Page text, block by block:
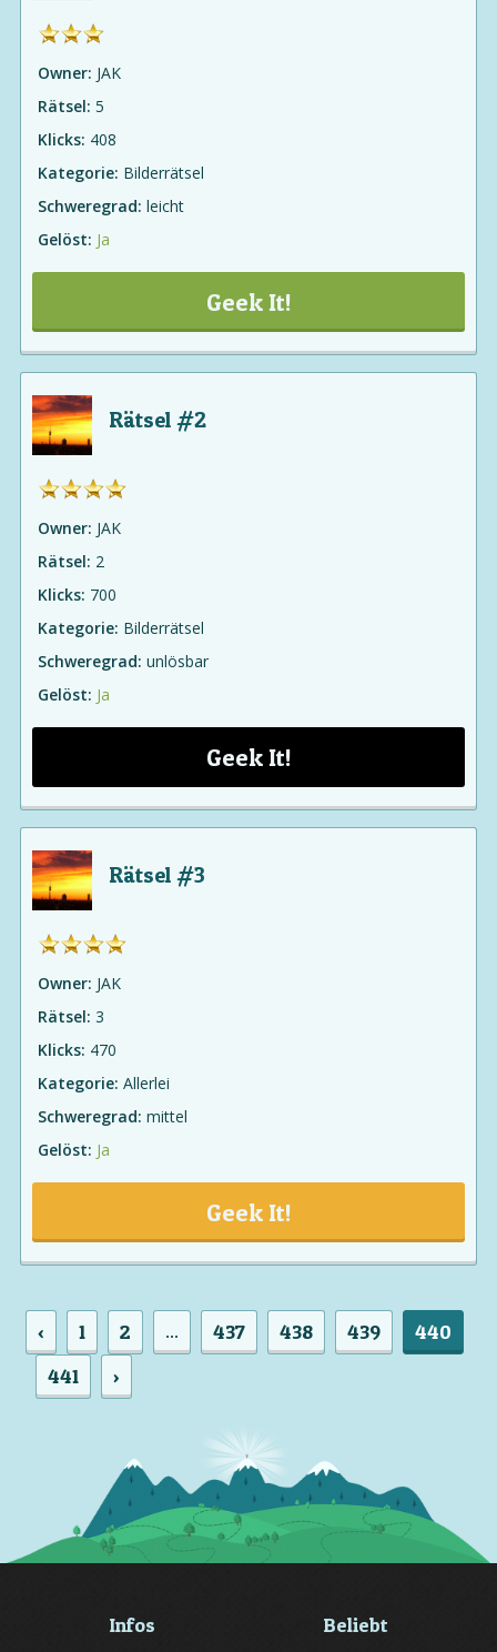
Owner: JAK
Rätsel: 5
Klicks: 408
Kategorie: Bilderrätsel
Schweregrad: leicht
Gelöst: Ja
Geek It!
Rätsel #2
Owner: JAK
Rätsel: 2
Klicks: 700
Kategorie: Bilderrätsel
Schweregrad: unlösbar
Gelöst: Ja
Geek It!
Rätsel #3
Owner: JAK
Rätsel: 3
Klicks: 470
Kategorie: Allerlei
Schweregrad: mittel
Gelöst: Ja
Geek It!
‹ 1 2 ... 437 438 439
440
441
›
Infos Beliebt